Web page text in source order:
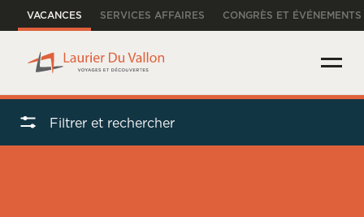
VACANCES SERVICES AFFAIRES CONGRÈS ET ÉVÉNEMENTS
Filtrer et rechercher